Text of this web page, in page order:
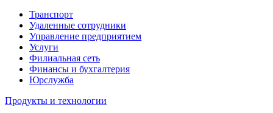
Транспорт
Удаленные сотрудники
Управление предприятием
Услуги
Филиальная сеть
Финансы и бухгалтерия
Юрслужба
Продукты и технологии